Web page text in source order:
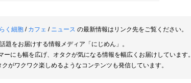
く細胞 / カフェ / ニュース の最新情報はリンク先をご覧ください。
をお届けする情報メディア「にじめん」。
にも幅を広げ、オタクが気になる情報を幅広くお届けしています。
がワクワク楽しめるようなコンテンツも発信しています。